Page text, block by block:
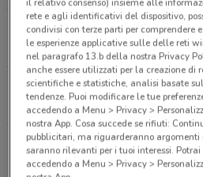
Piazza Acciaioli 14/R
19.1 km
Viale Kennedy 89 Scarperia
22.6 km
Via D.docciolina 2 -
24.1 km
rete e agli identificativi del dispositivo,
condivisi con terze parti per
le esperienze applicative sulle delle reti
nel paragrafo 13.b della nostra Privacy
anche essere utilizzati per la creazione di
scientifiche e statistiche, analisi basate
tendenze. Puoi modificare le tue
accedendo a Menu > Privacy >
nostra App. Cosa succede se rifiuti:
pubblicitari, ma riguarderanno argomenti
saranno rilevanti per i tuoi interessi.
accedendo a Menu > Privacy >